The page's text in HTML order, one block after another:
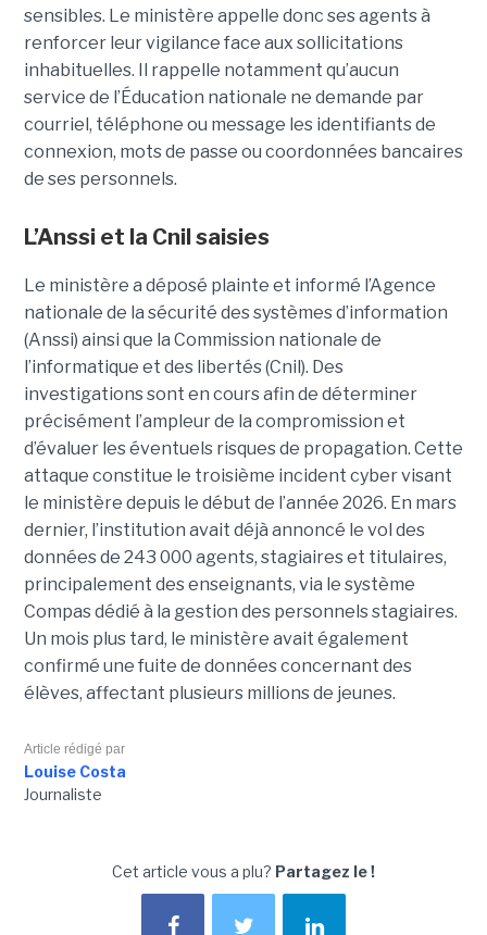
sensibles. Le ministère appelle donc ses agents à
renforcer leur vigilance face aux sollicitations
inhabituelles. Il rappelle notamment qu’aucun
service de l’Éducation nationale ne demande par
courriel, téléphone ou message les identifiants de
connexion, mots de passe ou coordonnées bancaires
de ses personnels.
L’Anssi et la Cnil saisies
Le ministère a déposé plainte et informé l’Agence
nationale de la sécurité des systèmes d’information
(Anssi) ainsi que la Commission nationale de
l’informatique et des libertés (Cnil). Des
investigations sont en cours afin de déterminer
précisément l’ampleur de la compromission et
d’évaluer les éventuels risques de propagation. Cette
attaque constitue le troisième incident cyber visant
le ministère depuis le début de l’année 2026. En mars
dernier, l’institution avait déjà annoncé le vol des
données de 243 000 agents, stagiaires et titulaires,
principalement des enseignants, via le système
Compas dédié à la gestion des personnels stagiaires.
Un mois plus tard, le ministère avait également
confirmé une fuite de données concernant des
élèves, affectant plusieurs millions de jeunes.
Article rédigé par
Louise Costa
Journaliste
Cet article vous a plu? Partagez le !